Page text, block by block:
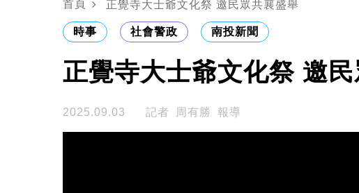
首頁 正覺寺大士爺文化祭 邀民眾共襄盛舉
時事 社會警政 南投新聞
正覺寺大士爺文化祭 邀
2025.09.03 記者 周有勝 報導